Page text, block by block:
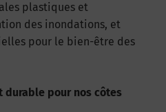
plastiques et
des inondations, et
pour le bien-être des
durable pour nos côtes